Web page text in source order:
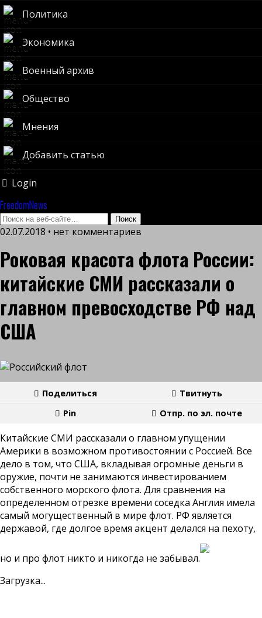
Политика
Экономика
Военный архив
Общество
Мнения
Добавить статью
Login
FreedomNews
02.07.2018 • нет комментариев
Роковая красота флота России:
китайские СМИ рассказали о
главном превосходстве РФ над
США
Поделиться
Твитнуть
Pin
Отпр. по эл. почте
Китайские СМИ рассказали о главном упущении
Америки в возможном противостоянии с Россией. Все
дело в том, что США, вкладывая огромные деньги в
оружие, почти не занимаются инвестированием
собственного морского флота. Для сравнения на
определенном отрезке времени соседка Англия имела
самый могущественный в мире флот. РФ является
державой, где долгое время акцент делался на пехоту,
но и про флот никто и никогда не забывал.
Загрузка...